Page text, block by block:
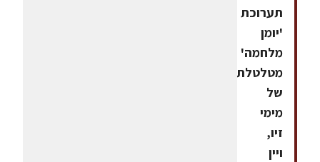
תערוכת
'יומן
מלחמה'
מטלטלת
של
מימי
זיו,
ויין